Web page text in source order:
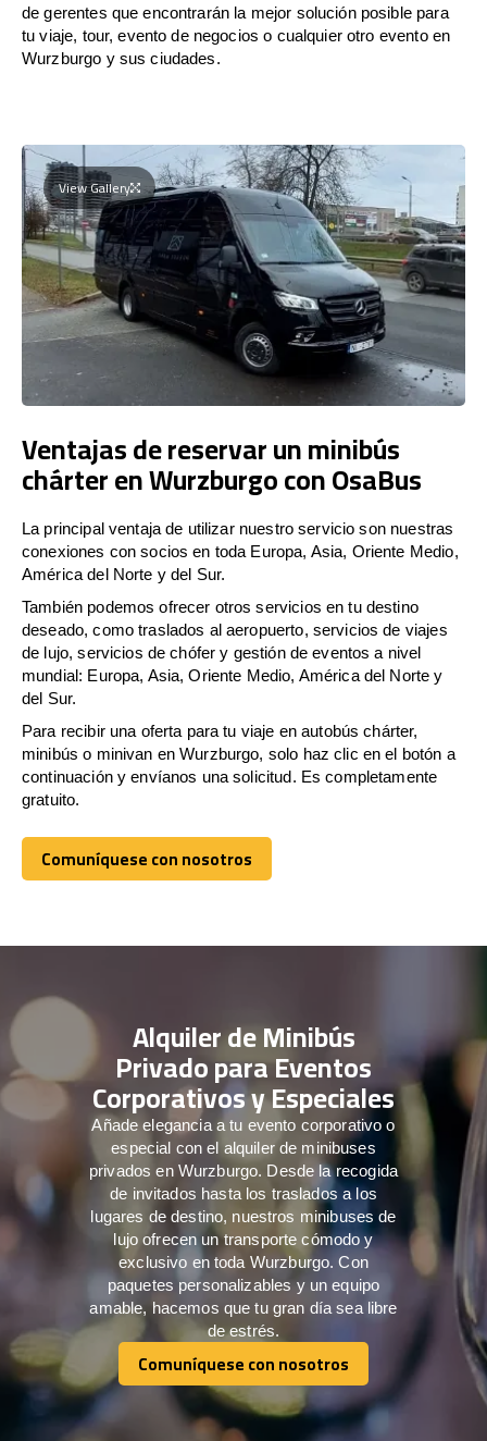
de gerentes que encontrarán la mejor solución posible para
tu viaje, tour, evento de negocios o cualquier otro evento en
Wurzburgo y sus ciudades.
View Gallery
Ventajas de reservar un minibús
chárter en Wurzburgo con OsaBus
La principal ventaja de utilizar nuestro servicio son nuestras
conexiones con socios en toda Europa, Asia, Oriente Medio,
América del Norte y del Sur.
También podemos ofrecer otros servicios en tu destino
deseado, como traslados al aeropuerto, servicios de viajes
de lujo, servicios de chófer y gestión de eventos a nivel
mundial: Europa, Asia, Oriente Medio, América del Norte y
del Sur.
Para recibir una oferta para tu viaje en autobús chárter,
minibús o minivan en Wurzburgo, solo haz clic en el botón a
continuación y envíanos una solicitud. Es completamente
gratuito.
Comuníquese con nosotros
Comuníquese con nosotros
Alquiler de Minibús
Privado para Eventos
Corporativos y Especiales
Añade elegancia a tu evento corporativo o
especial con el alquiler de minibuses
privados en Wurzburgo. Desde la recogida
de invitados hasta los traslados a los
lugares de destino, nuestros minibuses de
lujo ofrecen un transporte cómodo y
exclusivo en toda Wurzburgo. Con
paquetes personalizables y un equipo
amable, hacemos que tu gran día sea libre
de estrés.
Comuníquese con nosotros
Comuníquese con nosotros